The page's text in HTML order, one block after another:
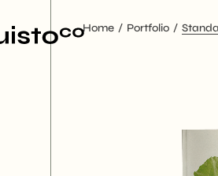
Home Portfolio